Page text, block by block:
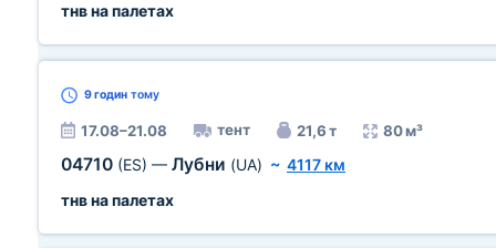
тнв на палетах
9 годин тому
17.08–21.08 тент 21,6 т 80 м³
04710 (ES) — Лубни (UA) ~ 4117 км
тнв на палетах